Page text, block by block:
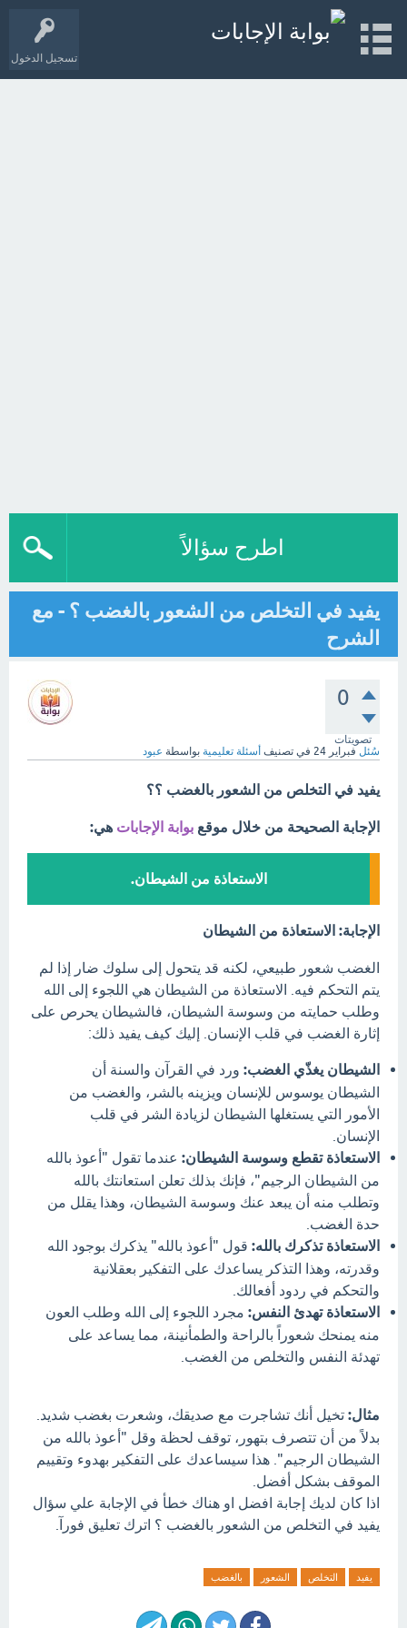
تسجيل الدخول
اطرح سؤالاً
يفيد في التخلص من الشعور بالغضب ؟ - مع
الشرح
0
تصويتات
سُئل فبراير 24 في تصنيف أسئلة تعليمية بواسطة عبود
يفيد في التخلص من الشعور بالغضب ؟؟
الإجابة الصحيحة من خلال موقع بوابة الإجابات هي:
الاستعاذة من الشيطان.
الإجابة: الاستعاذة من الشيطان
الغضب شعور طبيعي، لكنه قد يتحول إلى سلوك ضار إذا لم
يتم التحكم فيه. الاستعاذة من الشيطان هي اللجوء إلى الله
وطلب حمايته من وسوسة الشيطان، فالشيطان يحرص على
إثارة الغضب في قلب الإنسان. إليك كيف يفيد ذلك:
الشيطان يغذّي الغضب: ورد في القرآن والسنة أن
الشيطان يوسوس للإنسان ويزينه بالشر، والغضب من
الأمور التي يستغلها الشيطان لزيادة الشر في قلب
الإنسان.
الاستعاذة تقطع وسوسة الشيطان: عندما تقول "أعوذ بالله
من الشيطان الرجيم"، فإنك بذلك تعلن استعانتك بالله
وتطلب منه أن يبعد عنك وسوسة الشيطان، وهذا يقلل من
حدة الغضب.
الاستعاذة تذكرك بالله: قول "أعوذ بالله" يذكرك بوجود الله
وقدرته، وهذا التذكر يساعدك على التفكير بعقلانية
والتحكم في ردود أفعالك.
الاستعاذة تهدئ النفس: مجرد اللجوء إلى الله وطلب العون
منه يمنحك شعوراً بالراحة والطمأنينة، مما يساعد على
تهدئة النفس والتخلص من الغضب.
مثال: تخيل أنك تشاجرت مع صديقك، وشعرت بغضب شديد.
بدلاً من أن تتصرف بتهور، توقف لحظة وقل "أعوذ بالله من
الشيطان الرجيم". هذا سيساعدك على التفكير بهدوء وتقييم
الموقف بشكل أفضل.
اذا كان لديك إجابة افضل او هناك خطأ في الإجابة علي سؤال
يفيد في التخلص من الشعور بالغضب ؟ اترك تعليق فورآ.
يفيد التخلص الشعور بالغضب